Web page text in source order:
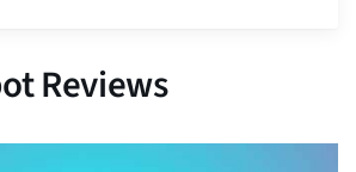
Reviews